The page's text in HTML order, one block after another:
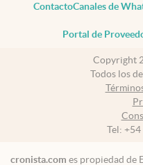
ContactoCanales de
Portal de
Copyright
Todos los
Tel: +54
cronista.com es propiedad de